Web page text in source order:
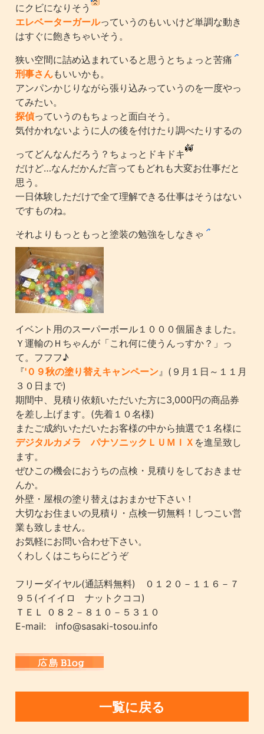
にクビになりそう
エレベーターガールっていうのもいいけど単調な動き
はすぐに飽きちゃいそう。
狭い空間に詰め込まれていると思うとちょっと苦痛
刑事さんもいいかも。
アンパンかじりながら張り込みっていうのを一度やっ
てみたい。
探偵っていうのもちょっと面白そう。
気付かれないように人の後を付けたり調べたりするの
ってどんなんだろう？ちょっとドキドキ
だけど…なんだかんだ言ってもどれも大変お仕事だと
思う。
一日体験しただけで全て理解できる仕事はそうはない
ですものね。
それよりもっともっと塗装の勉強をしなきゃ
イベント用のスーパーボール１０００個届きました。
Ｙ運輸のＨちゃんが「これ何に使うんっすか？」っ
て。フフフ♪
『'０９秋の塗り替えキャンペーン 』(９月１日～１１月
３０日まで)
期間中、見積り依頼いただいた方に3,000円の商品券
を差し上げます。(先着１０名様)
またご成約いただいたお客様の中から抽選で１名様に
デジタルカメラ パナソニックＬＵＭＩＸ を進呈致し
ます。
ぜひこの機会におうちの点検・見積りをしておきませ
んか。
外壁・屋根の塗り替えはおまかせ下さい！
大切なお住まいの見積り・点検一切無料！しつこい営
業も致しません。
お気軽にお問い合わせ下さい。
くわしくはこちらにどうぞ
フリーダイヤル(通話料無料) ０１２０－１１６－７
９５(イイイロ ナットクココ)
ＴＥＬ ０８２－８１０－５３１０
E-mail: info@sasaki-tosou.info
一覧に戻る